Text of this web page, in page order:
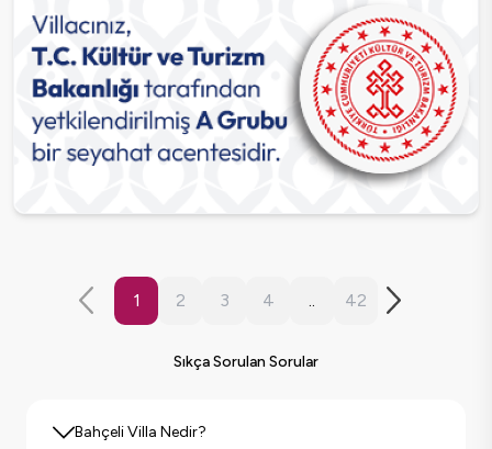
1 2 3 4 42
Sıkça Sorulan Sorular
Bahçeli Villa Nedir?